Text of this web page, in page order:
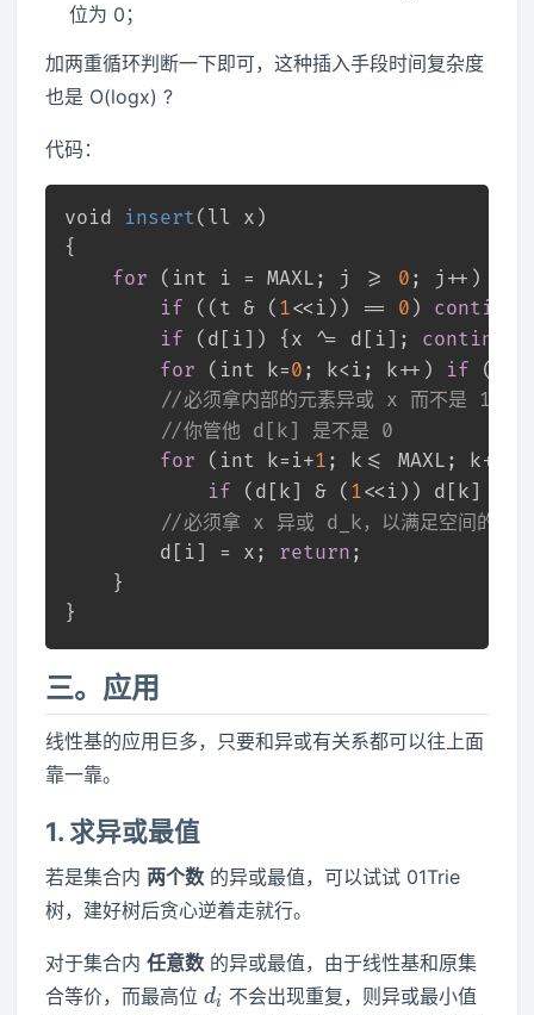
位为 0；
加两重循环判断一下即可，这种插入手段时间复杂度
也是 O(logx) ?
代码：
void insert(ll x)
{
for ( int i = MAXL; j >= 0 ; j++) {
if ((t & ( 1<<i)) == 0 ) continue
if (d[i]) {x ^= d[i]; continue
for ( int k=0 ; k<i; k++) if (x
//必须拿内部的元素异或 x 而不是 1<<k
//你管他 d[k] 是不是 0
for ( int k=i+1 ; k<= MAXL; k++)
if (d[k] & ( 1<<i)) d[k] ^=
//必须拿 x 异或 d_k，以满足空间的封
        d[i] = x;
return ;
    }
}
三。应用
线性基的应用巨多，只要和异或有关系都可以往上面
靠一靠。
1. 求异或最值
若是集合内 两个数 的异或最值，可以试试 01Trie
树，建好树后贪心逆着走就行。
对于集合内任意数 的异或最值，由于线性基和原集
合等价，而最高位d_i
di
不会出现重复，则异或最小值